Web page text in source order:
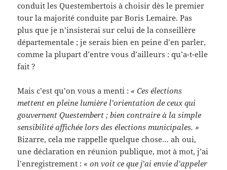
conduit les Questembertois à choisir dès le premier
tour la majorité conduite par Boris Lemaire. Pas
plus que je n’insisterai sur celui de la conseillère
départementale ; je serais bien en peine d’en parler,
comme la plupart d’entre vous d’ailleurs : qu’a-t-elle
fait ?
Mais c’est qu’on vous a menti : « Ces élections
mettent en pleine lumière l’orientation de ceux qui
gouvernent Questembert ; bien contraire à la simple
sensibilité affichée lors des élections municipales. »
Bizarre, cela me rappelle quelque chose… ah oui,
une déclaration en réunion publique, mot à mot, j’ai
l’enregistrement : « on voit ce que j’ai envie d’appeler